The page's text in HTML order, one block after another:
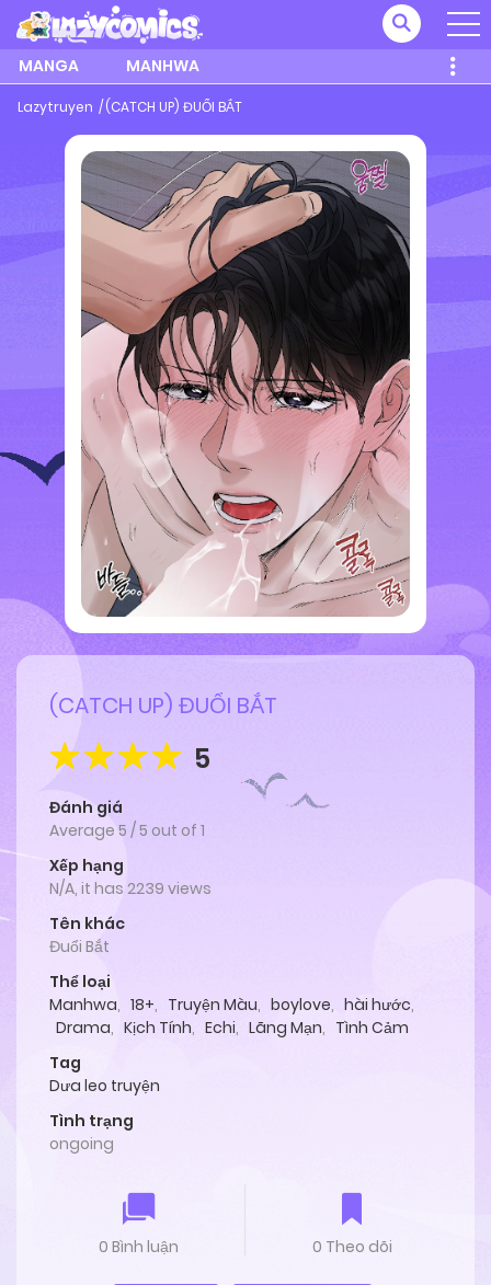
MANGA MANHWA
Lazytruyen (CATCH UP) ĐUỔI BẮT
(CATCH UP) ĐUỔI BẮT
5
Đánh giá
Average 5 /5 out of 1
Xếp hạng
N/A, it has 2239 views
Tên khác
Đuổi Bắt
Thể loại
Manhwa, 18+, Truyện Màu, boylove, hài hước,
Drama, Kịch Tính, Echi, Lãng Mạn, Tình Cảm
Tag
Dưa leo truyện
Tình trạng
ongoing
0 Bình luận 0 Theo dõi